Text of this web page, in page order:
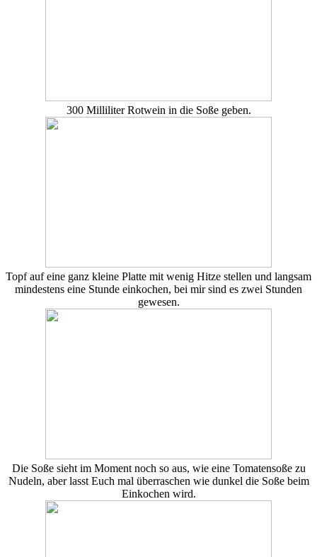
300 Milliliter Rotwein in die Soße geben.
Topf auf eine ganz kleine Platte mit wenig Hitze stellen und langsam
mindestens eine Stunde einkochen, bei mir sind es zwei Stunden
gewesen.
Die Soße sieht im Moment noch so aus, wie eine Tomatensoße zu
Nudeln, aber lasst Euch mal überraschen wie dunkel die Soße beim
Einkochen wird.